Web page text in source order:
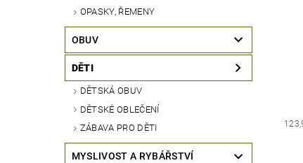
OPASKY, ŘEMENY
OBUV
DĚTI
DĚTSKÁ OBUV
DĚTSKÉ OBLEČENÍ
ZÁBAVA PRO DĚTI
MYSLIVOST A RYBÁŘSTVÍ